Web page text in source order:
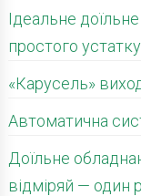
Ідеальне
простого
«Карусель»
Автоматична
Доїльне
відміряй — один